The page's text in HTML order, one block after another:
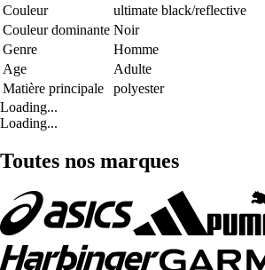
Couleur
ultimate black/reflective
Couleur dominante Noir
Genre
Homme
Age
Adulte
Matière principale
polyester
Loading...
Loading...
Toutes nos marques